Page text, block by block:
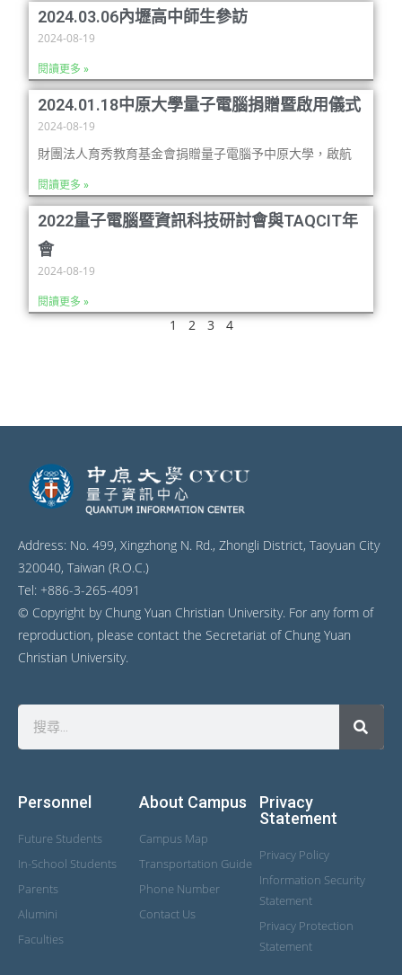
2024.03.06內壢高中師生參訪
2024-08-19
閱讀更多 »
2024.01.18中原大學量子電腦捐贈暨啟用儀式
2024-08-19
財團法人育秀教育基金會捐贈量子電腦予中原大學，啟航
閱讀更多 »
2022量子電腦暨資訊科技研討會與TAQCIT年
會
2024-08-19
閱讀更多 »
1 2 3 4
Address: No. 499, Xingzhong N. Rd., Zhongli District, Taoyuan City
320040, Taiwan (R.O.C.)
Tel: +886-3-265-4091
© Copyright by Chung Yuan Christian University. For any form of
reproduction, please contact the Secretariat of Chung Yuan
Christian University.
Personnel
Future Students
In-School Students
Parents
Alumini
Faculties
About Campus
Campus Map
Transportation Guide
Phone Number
Contact Us
Privacy
Statement
Privacy Policy
Information Security
Statement
Privacy Protection
Statement